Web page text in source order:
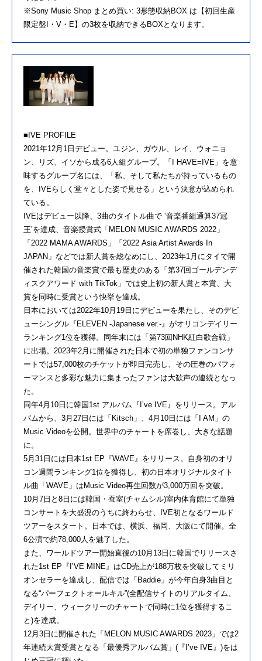
※Sony Music Shop まとめ買い: 3形態収納BOX は【初回生産
限定盤I・V・E】の3枚を収納できるBOXとなります。
■IVE PROFILE
2021年12月1日デビュー。ユジン、ガウル、レイ、ウォニョ
ン、リズ、イソから成る6人組グループ。「I HAVE=IVE」を意
味するグループ名には、「私、そして私たちが持っているもの
を、IVEらしく堂々とした姿で見せる」という決意が込められ
ている。
IVEはデビュー以降、3曲のタイトル曲で ‘音楽番組通算37冠
王’を達成、音楽授賞式「MELON MUSIC AWARDS 2022」
「2022 MAMA AWARDS」「2022 Asia Artist Awards In
JAPAN」などでは新人賞を総なめにし、2023年1月にタイで開
催された韓国の音楽賞で最も歴史のある「第37回ゴールデンデ
ィスクアワード with TikTok」では史上初の新人賞と本賞、大
賞を同時に受賞という快挙を達成。
日本においては2022年10月19日にデビューを果たし、そのデビ
ューシングル『ELEVEN -Japanese ver.-』がオリコンデイリー
ランキング1位を獲得。同年末には「第73回NHK紅白歌合戦」
に出場。2023年2月に開催された日本で初の単独ファンコンサ
ートでは57,000枚のチケットが即日完売し、その圧巻のパフォ
ーマンスと多彩な魅力に集まったファンは大歓声の連続となっ
た。
同年4月10日に韓国1st アルバム『I’ve IVE』をリリース。アル
バムから、3月27日には「Kitsch」、4月10日には「I AM」の
Music Videoを公開。世界中のチャートを席巻し、大きな話題
に。
5月31日には日本1st EP『WAVE』をリリース。自身初のオリ
コン週間ランキング1位を獲得し、初の日本オリジナルタイト
ル曲「WAVE」はMusic Video再生回数が3,000万回を突破。
10月7日と8日には韓国・蚕室(チャムシル)室内体育館にて単独
コンサートを大盛況のうちに終わらせ、IVE初となるワールド
ツアーをスタート。日本では、横浜、福岡、大阪にて開催。全
6公演で約78,000人を魅了した。
また、ワールドツアー開始直後の10月13日に韓国でリリースさ
れた1st EP『I’VE MINE』はCD売上が188万枚を突破してミリ
オンセラーを達成し、配信では「Baddie」が今年自身3曲目と
なる“パーフェクトオールキル”(全配信サイトのリアルタイム、
デイリー、ウィークリーのチャートで同時に1位を獲得するこ
と)を達成。
12月3日に開催された「MELON MUSIC AWARDS 2023」では2
年連続大賞受賞となる「最優秀アルバム賞」(『I’ve IVE』)をは